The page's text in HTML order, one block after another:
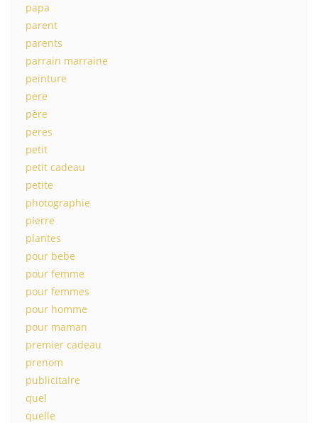
papa
parent
parents
parrain marraine
peinture
pere
père
peres
petit
petit cadeau
petite
photographie
pierre
plantes
pour bebe
pour femme
pour femmes
pour homme
pour maman
premier cadeau
prenom
publicitaire
quel
quelle